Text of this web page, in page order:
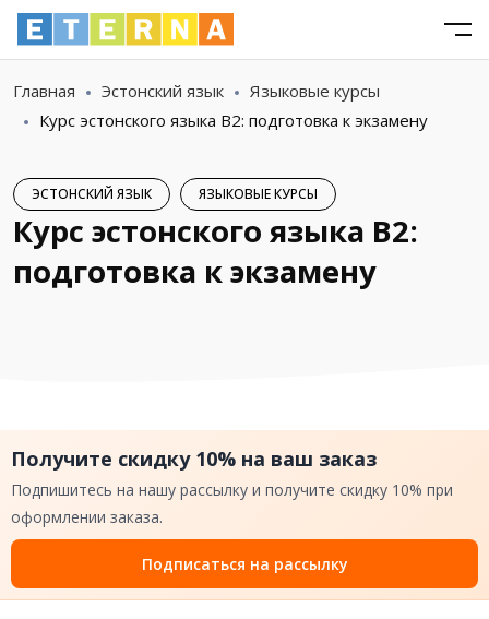
Главная Эстонский язык
Языковые курсы
Курс эстонского языка B2: подготовка к экзамену
ЭСТОНСКИЙ ЯЗЫК ЯЗЫКОВЫЕ КУРСЫ
Курс эстонского языка B2:
подготовка к экзамену
Получите скидку 10% на ваш заказ
Подпишитесь на нашу рассылку и получите скидку 10% при
оформлении заказа.
Подписаться на рассылку